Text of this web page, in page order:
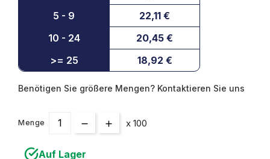
5 - 9
22,11 €
10 - 24
20,45 €
>= 25
18,92 €
Benötigen Sie größere Mengen? Kontaktieren Sie uns
Menge x 100
Auf Lager